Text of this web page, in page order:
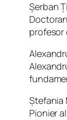
Șerban
profesor
Ștefania
Pionier